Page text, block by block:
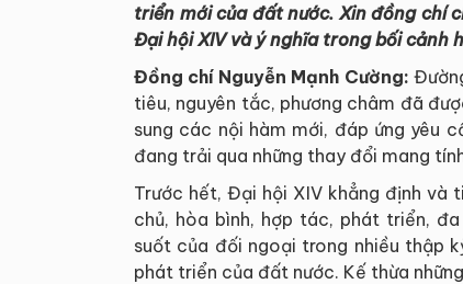
triển mới của đất nước. Xin đồng chí
Đại hội XIV và ý nghĩa trong bối cảnh
Đồng chí Nguyễn Mạnh Cường:
tiêu, nguyên tắc, phương châm đã
sung các nội hàm mới, đáp ứng yêu
đang trải qua những thay đổi mang
Trước hết, Đại hội XIV khẳng định và
chủ, hòa bình, hợp tác, phát triển,
suốt của đối ngoại trong nhiều thập
phát triển của đất nước. Kế thừa